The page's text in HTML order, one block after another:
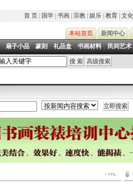
首 页| 国学| 书画| 宗教| 娱乐| 教育| 文
本站首页 新闻中心
|扇子小品|篆刻 |礼品盒|书画材料|民间艺术